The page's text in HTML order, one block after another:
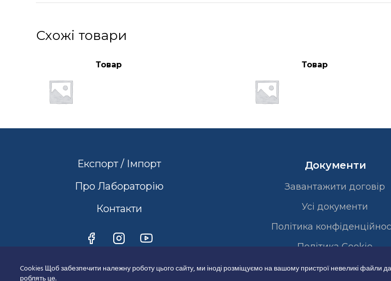
Схожі товари
Товар Товар
Експорт / Імпорт
Про Лабораторію
Контакти
Документи
Завантажити договір
Усі документи
Політика
Полiтика Cookie
Cookies Щоб забезпечити належну роботу цього сайту, ми іноді розміщуємо на вашому пристрої невеликі файли